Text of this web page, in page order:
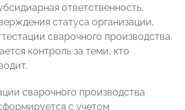
ответственность,
статуса организации,
сварочного производства.
контроль за теми, кто
сварочного производства
с учетом